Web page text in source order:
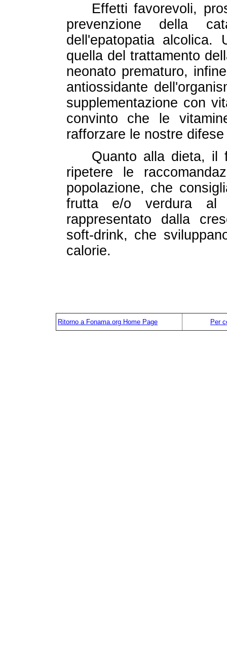
Effetti favorevoli,
prevenzione della
dell'epatopatia
quella del trattamento
neonato prematuro,
antiossidante
supplementazione con
convinto che le
rafforzare le nostre
Quanto alla dieta, il
ripetere le
popolazione, che
frutta e/o verdura
rappresentato dalla
soft-drink, che
calorie.
Ritorno a Fonama.org Home Page Per